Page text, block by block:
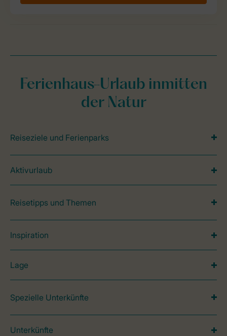
Ferienhaus-Urlaub inmitten
der Natur
Reiseziele und Ferienparks
Aktivurlaub
Reisetipps und Themen
Inspiration
Lage
Spezielle Unterkünfte
Unterkünfte